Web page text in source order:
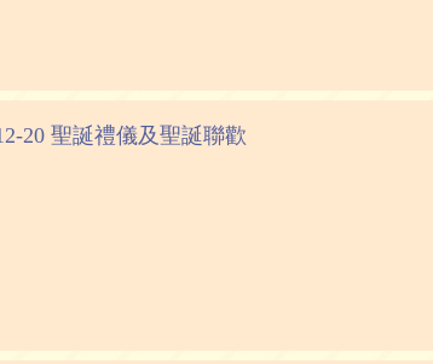
20 聖誕禮儀及聖誕聯歡